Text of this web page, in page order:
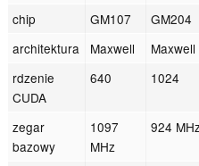
chip
GM107 GM204
architektura
Maxwell Maxwell
rdzenie
CUDA
640 1024
zegar
bazowy
1097
MHz
924